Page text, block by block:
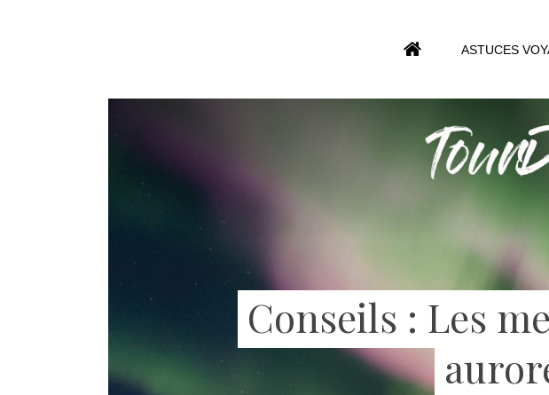
ASTUCES
Conseils : Les